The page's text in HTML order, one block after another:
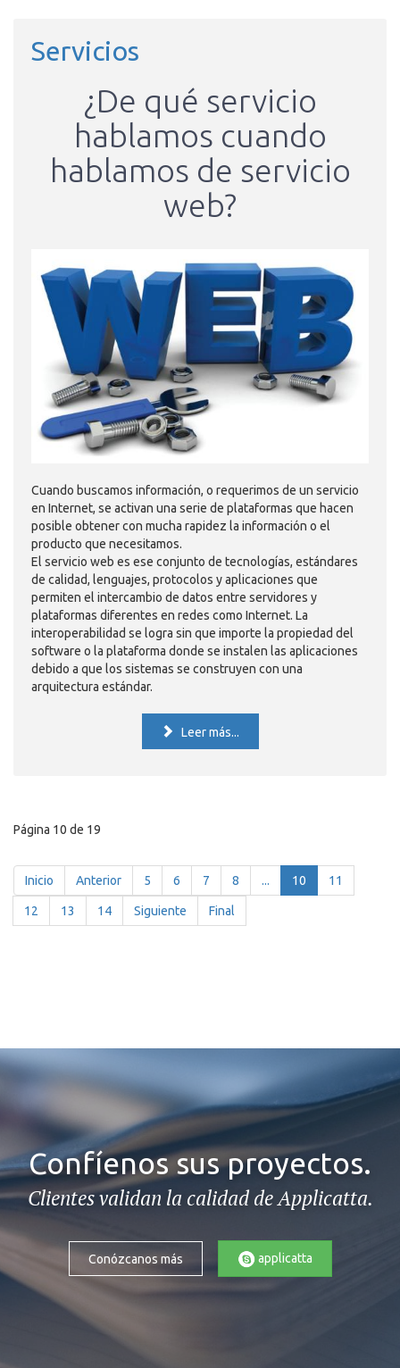
Servicios
¿De qué servicio
hablamos cuando
hablamos de servicio
web?
Cuando buscamos información, o requerimos de un servicio
en Internet, se activan una serie de plataformas que hacen
posible obtener con mucha rapidez la información o el
producto que necesitamos.
El servicio web es ese conjunto de tecnologías, estándares
de calidad, lenguajes, protocolos y aplicaciones que
permiten el intercambio de datos entre servidores y
plataformas diferentes en redes como Internet. La
interoperabilidad se logra sin que importe la propiedad del
software o la plataforma donde se instalen las aplicaciones
debido a que los sistemas se construyen con una
arquitectura estándar.
Leer más...
Página 10 de 19
Inicio Anterior 5 6 7 8 ... 10 11
12 13 14 Siguiente Final
Confíenos sus proyectos.
Clientes validan la calidad de Applicatta.
Conózcanos más applicatta